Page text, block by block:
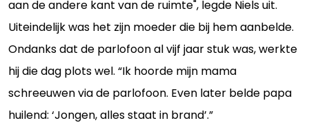
aan de andere kant van de ruimte", legde Niels uit.
Uiteindelijk was het zijn moeder die bij hem aanbelde.
Ondanks dat de parlofoon al vijf jaar stuk was, werkte
hij die dag plots wel. “Ik hoorde mijn mama
schreeuwen via de parlofoon. Even later belde papa
huilend: ‘Jongen, alles staat in brand’.”